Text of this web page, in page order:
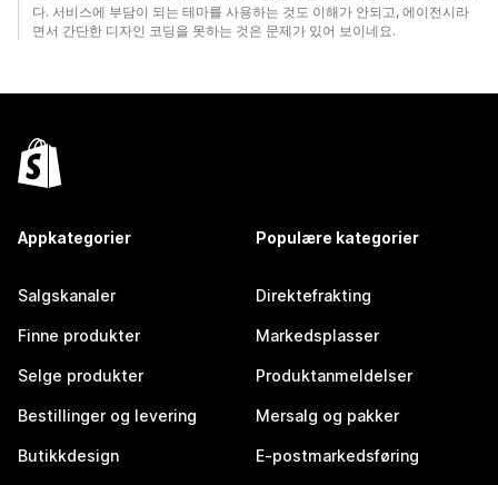
다. 서비스에 부담이 되는 테마를 사용하는 것도 이해가 안되고, 에이전시라
면서 간단한 디자인 코딩을 못하는 것은 문제가 있어 보이네요.
Appkategorier
Salgskanaler
Finne produkter
Selge produkter
Bestillinger og levering
Butikkdesign
Populære kategorier
Direktefrakting
Markedsplasser
Produktanmeldelser
Mersalg og pakker
E-postmarkedsføring